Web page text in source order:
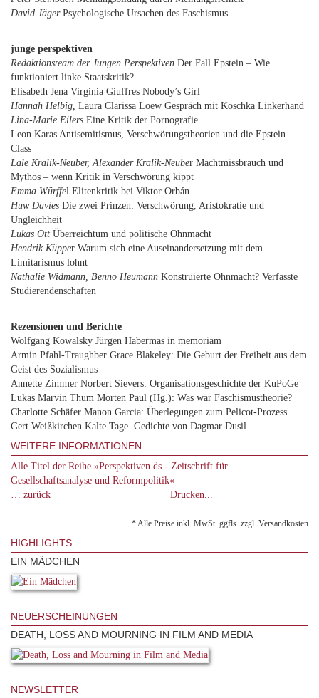
David JägerPsychologische Ursachen des Faschismus
junge perspektiven
Redaktionsteam der Jungen Perspektiven Der Fall Epstein – Wie
funktioniert linke Staatskritik?
Elisabeth Jena Virginia Giuffres Nobody’s Girl
Hannah Helbig, Laura Clarissa Loew Gespräch mit Koschka Linkerhand
Lina-Marie Eilers Eine Kritik der Pornografie
Leon Karas Antisemitismus, Verschwörungstheorien und die Epstein
Class
Lale Kralik-Neuber, Alexander Kralik-Neuber Machtmissbrauch und
Mythos – wenn Kritik in Verschwörung kippt
Emma Würffel Elitenkritik bei Viktor Orbán
Huw Davies Die zwei Prinzen: Verschwörung, Aristokratie und
Ungleichheit
Lukas Ott Überreichtum und politische Ohnmacht
Hendrik Küpper Warum sich eine Auseinandersetzung mit dem
Limitarismus lohnt
Nathalie Widmann, Benno Heumann Konstruierte Ohnmacht? Verfasste
Studierendenschaften
Rezensionen und Berichte
Wolfgang Kowalsky Jürgen Habermas in memoriam
Armin Pfahl-Traughber Grace Blakeley: Die Geburt der Freiheit aus dem
Geist des Sozialismus
Annette Zimmer Norbert Sievers: Organisationsgeschichte der KuPoGe
Lukas Marvin Thum Morten Paul (Hg.): Was war Faschismustheorie?
Charlotte Schäfer Manon Garcia: Überlegungen zum Pelicot-Prozess
Gert Weißkirchen Kalte Tage. Gedichte von Dagmar Dusil
WEITERE INFORMATIONEN
Alle Titel der Reihe »Perspektiven ds - Zeitschrift für
Gesellschaftsanalyse und Reformpolitik«
… zurück
Drucken...
* Alle Preise inkl. MwSt. ggfls. zzgl. Versandkosten
HIGHLIGHTS
EIN MÄDCHEN
NEUERSCHEINUNGEN
DEATH, LOSS AND MOURNING IN FILM AND MEDIA
NEWSLETTER